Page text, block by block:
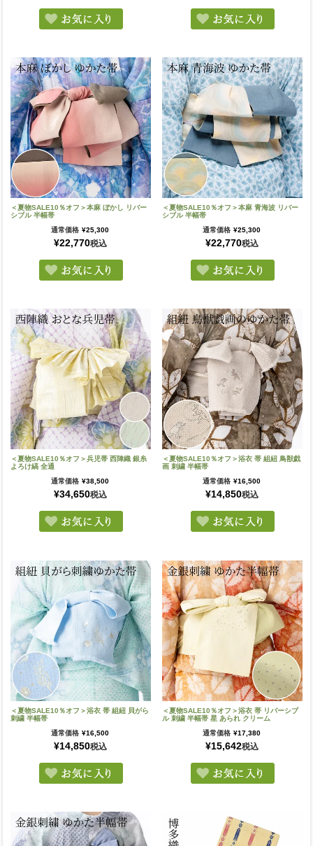
＜夏物SALE10％オフ＞本麻 ぼかし リバー
シブル 半幅帯
通常価格 ¥25,300
¥22,770税込
＜夏物SALE10％オフ＞本麻 青海波 リバー
シブル 半幅帯
通常価格 ¥25,300
¥22,770税込
＜夏物SALE10％オフ＞兵児帯 西陣織 銀糸
よろけ縞 全通
通常価格 ¥38,500
¥34,650税込
＜夏物SALE10％オフ＞浴衣 帯 組紐 鳥獣戯
画 刺繍 半幅帯
通常価格 ¥16,500
¥14,850税込
＜夏物SALE10％オフ＞浴衣 帯 組紐 貝がら
刺繍 半幅帯
通常価格 ¥16,500
¥14,850税込
＜夏物SALE10％オフ＞浴衣 帯 リバーシブ
ル 刺繍 半幅帯 星 あられ クリーム
通常価格 ¥17,380
¥15,642税込